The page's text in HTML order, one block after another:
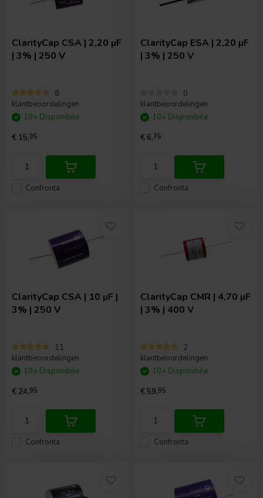
ClarityCap CSA | 2,20 µF
| 3% | 250 V
8
klantbeoordelingen
Confronta
10+ Disponibile
€ 15,95
ClarityCap ESA | 2,20 µF
| 3% | 250 V
0
klantbeoordelingen
Confronta
10+ Disponibile
€ 6,75
ClarityCap CSA | 10 µF |
3% | 250 V
11
klantbeoordelingen
Confronta
10+ Disponibile
€ 24,95
ClarityCap CMR | 4,70 µF
| 3% | 400 V
2
klantbeoordelingen
Confronta
10+ Disponibile
€ 59,95